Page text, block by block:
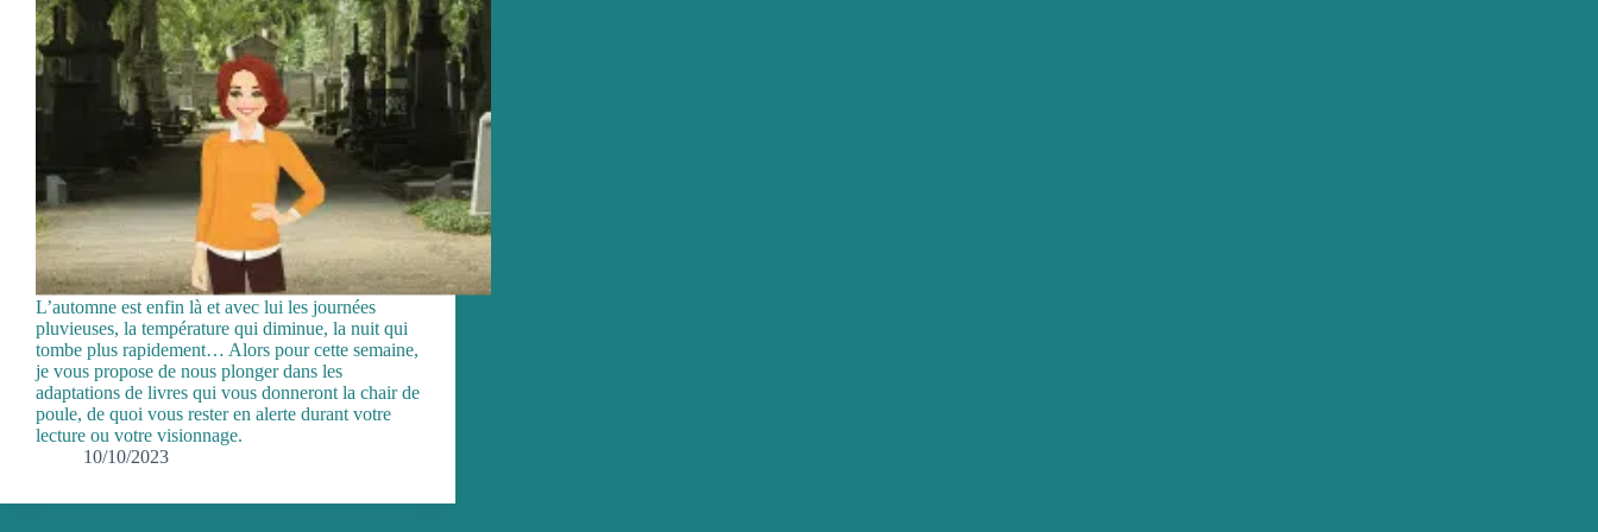
L’automne est enfin là et avec lui les journées
pluvieuses, la température qui diminue, la nuit qui
tombe plus rapidement… Alors pour cette semaine,
je vous propose de nous plonger dans les
adaptations de livres qui vous donneront la chair de
poule, de quoi vous rester en alerte durant votre
lecture ou votre visionnage.
10/10/2023